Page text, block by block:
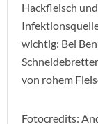
Hackfleisch
wichtig: Bei
von rohem
Fotocredits: